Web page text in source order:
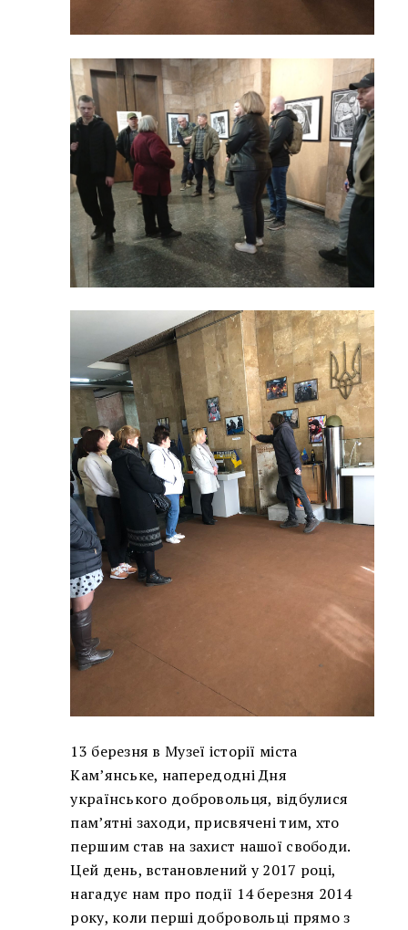
13 березня в Музеї історії міста
Кам’янське, напередодні Дня
українського добровольця, відбулися
пам’ятні заходи, присвячені тим, хто
першим став на захист нашої свободи.
Цей день, встановлений у 2017 році,
нагадує нам про події 14 березня 2014
року, коли перші добровольці прямо з